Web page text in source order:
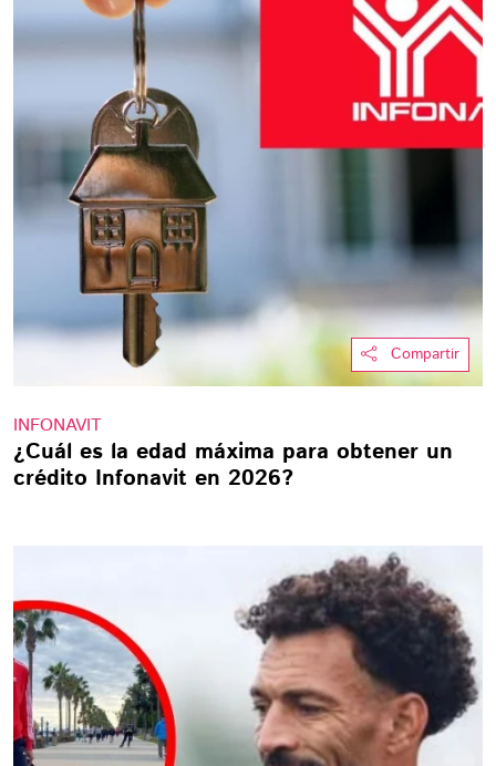
Compartir
INFONAVIT
¿Cuál es la edad máxima para obtener un
crédito Infonavit en 2026?